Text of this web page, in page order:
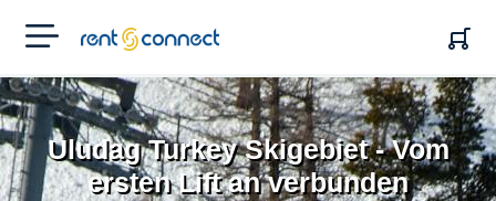
RENT'N
CONNECT
Uludag Turkey Skigebiet - Vom
ersten Lift an verbunden